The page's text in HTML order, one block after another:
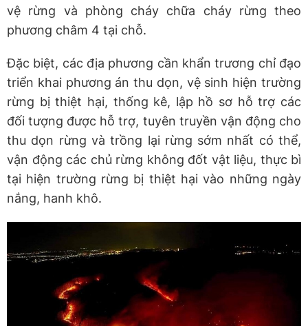
vệ rừng và phòng cháy chữa cháy rừng theo
phương châm 4 tại chỗ.
Đặc biệt, các địa phương cần khẩn trương chỉ đạo
triển khai phương án thu dọn, vệ sinh hiện trường
rừng bị thiệt hại, thống kê, lập hồ sơ hỗ trợ các
đối tượng được hỗ trợ, tuyên truyền vận động cho
thu dọn rừng và trồng lại rừng sớm nhất có thể,
vận động các chủ rừng không đốt vật liệu, thực bì
tại hiện trường rừng bị thiệt hại vào những ngày
nắng, hanh khô.